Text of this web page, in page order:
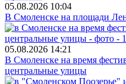
05.08.2026 10:04
В Смоленске на площади
05.08.2026 14:21
В Смоленске на время
центральные улицы